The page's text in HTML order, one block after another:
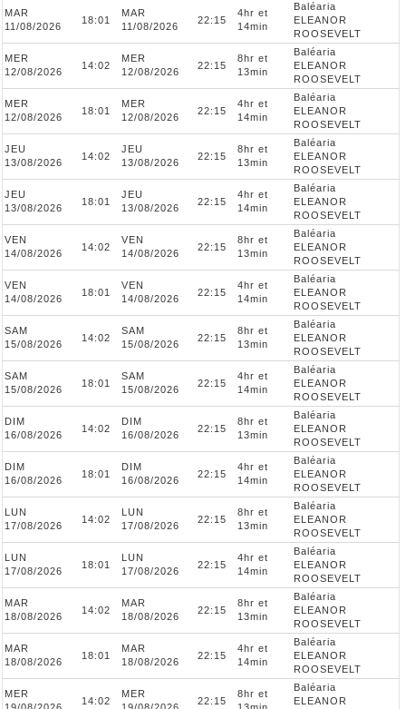
MAR
11/08/2026
18:01
MAR
11/08/2026
22:15
4hr et
14min
Baléaria
ELEANOR
ROOSEVELT
MER
12/08/2026
14:02
MER
12/08/2026
22:15
8hr et
13min
Baléaria
ELEANOR
ROOSEVELT
MER
12/08/2026
18:01
MER
12/08/2026
22:15
4hr et
14min
Baléaria
ELEANOR
ROOSEVELT
JEU
13/08/2026
14:02
JEU
13/08/2026
22:15
8hr et
13min
Baléaria
ELEANOR
ROOSEVELT
JEU
13/08/2026
18:01
JEU
13/08/2026
22:15
4hr et
14min
Baléaria
ELEANOR
ROOSEVELT
VEN
14/08/2026
14:02
VEN
14/08/2026
22:15
8hr et
13min
Baléaria
ELEANOR
ROOSEVELT
VEN
14/08/2026
18:01
VEN
14/08/2026
22:15
4hr et
14min
Baléaria
ELEANOR
ROOSEVELT
SAM
15/08/2026
14:02
SAM
15/08/2026
22:15
8hr et
13min
Baléaria
ELEANOR
ROOSEVELT
SAM
15/08/2026
18:01
SAM
15/08/2026
22:15
4hr et
14min
Baléaria
ELEANOR
ROOSEVELT
DIM
16/08/2026
14:02
DIM
16/08/2026
22:15
8hr et
13min
Baléaria
ELEANOR
ROOSEVELT
DIM
16/08/2026
18:01
DIM
16/08/2026
22:15
4hr et
14min
Baléaria
ELEANOR
ROOSEVELT
LUN
17/08/2026
14:02
LUN
17/08/2026
22:15
8hr et
13min
Baléaria
ELEANOR
ROOSEVELT
LUN
17/08/2026
18:01
LUN
17/08/2026
22:15
4hr et
14min
Baléaria
ELEANOR
ROOSEVELT
MAR
18/08/2026
14:02
MAR
18/08/2026
22:15
8hr et
13min
Baléaria
ELEANOR
ROOSEVELT
MAR
18/08/2026
18:01
MAR
18/08/2026
22:15
4hr et
14min
Baléaria
ELEANOR
ROOSEVELT
MER
14:02
MER
22:15
8hr et
Baléaria
ELEANOR